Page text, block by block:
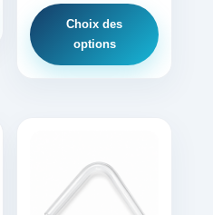
5,25 €
Choix des
options
la
page
du